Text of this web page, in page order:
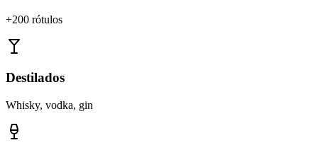
+200 rótulos
Destilados
Whisky, vodka, gin